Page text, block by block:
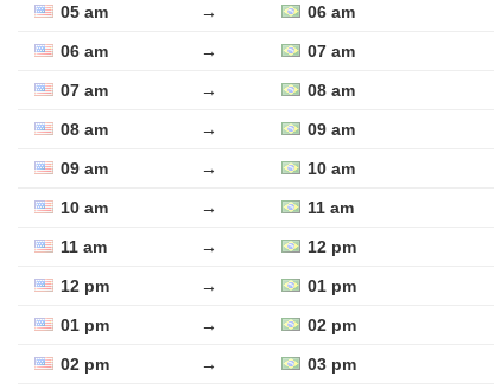
05 am → 06 am
06 am → 07 am
07 am → 08 am
08 am → 09 am
09 am → 10 am
10 am → 11 am
11 am → 12 pm
12 pm → 01 pm
01 pm → 02 pm
02 pm → 03 pm